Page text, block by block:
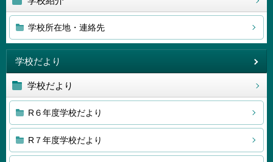
学校所在地・連絡先
学校だより
学校だより
R６年度学校だより
R７年度学校だより